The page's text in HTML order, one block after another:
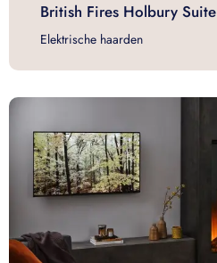
British Fires Holbury Suite
Elektrische haarden